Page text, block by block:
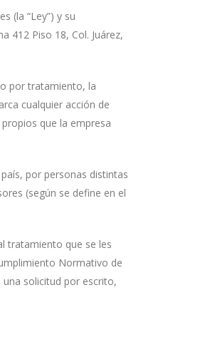
(la “Ley”) y su
412 Piso 18, Col. Juárez,
por tratamiento, la
cualquier acción de
que la empresa
por personas distintas
(según se define en el
tratamiento que se les
Normativo de
solicitud por escrito,